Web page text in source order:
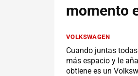
momento
VOLKSWAGEN
Cuando juntas
más espacio y le
obtiene es un